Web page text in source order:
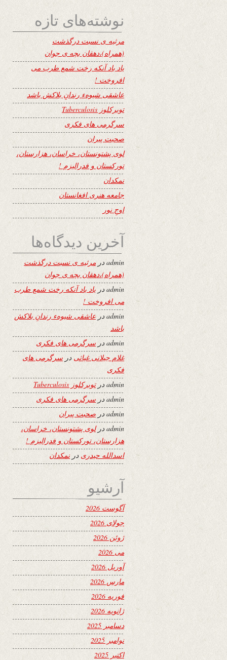
نوشته‌های تازه
مرثیه ی نسبت درگذشت
(همراه)،دهقان بچه ی جوان
یاد باد آنکه رخت شمع طرب می
افروخت !
عاشقی شیوهء رندانِ بلاکش باشد
توبرکلوز Tuberculosis
سرگرمی های فکری
صحبت پیران
لوی پشتونستان، خراسان، هزارستان،
تورکستان و فدرالیزم !
نمکدان
جامعه هنری افغانستان
اوجِ نور
آخرین دیدگاه‌ها
adminدر مرثیه ی نسبت درگذشت
(همراه)،دهقان بچه ی جوان
admin در یاد باد آنکه رخت شمع طرب
می افروخت !
adminدر عاشقی شیوهء رندانِ بلاکش
باشد
admin در سرگرمی های فکری
غلام جیلانی غیاثی در سرگرمی های
فکری
adminدرتوبرکلوز Tuberculosis
adminدر سرگرمی های فکری
admin در صحبت پیران
adminدرلوی پشتونستان، خراسان،
هزارستان، تورکستان و فدرالیزم !
اسدالله حیدری درنمکدان
آرشیو
آگوست 2026
جولای 2026
ژوئن 2026
می 2026
آوریل 2026
مارس 2026
فوریه 2026
ژانویه 2026
دسامبر 2025
نوامبر 2025
اکتبر 2025